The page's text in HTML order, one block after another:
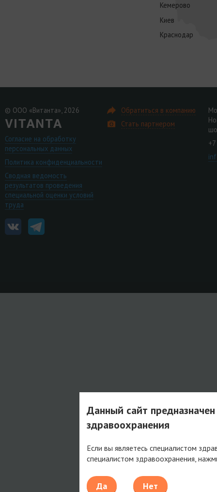
Кемерово
Киев
Краснодар
© ООО «Витанта», 2026
Согласие на обработку
персональных данных
Политика конфиденциальности
Сводная ведомость
результатов проведения
специальной оценки условий
труда
Обратиться в компанию
Стать партнером
Данный сайт
здравоохранения
Если вы являетесь специалистом
специалистом здравоохранения,
Да Нет